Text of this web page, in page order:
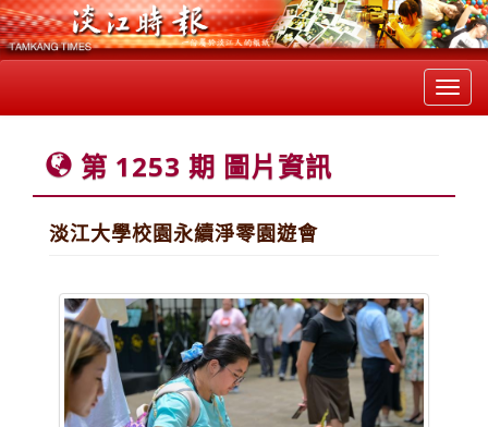
第 1253 期 圖片資訊
淡江大學校園永續淨零園遊會